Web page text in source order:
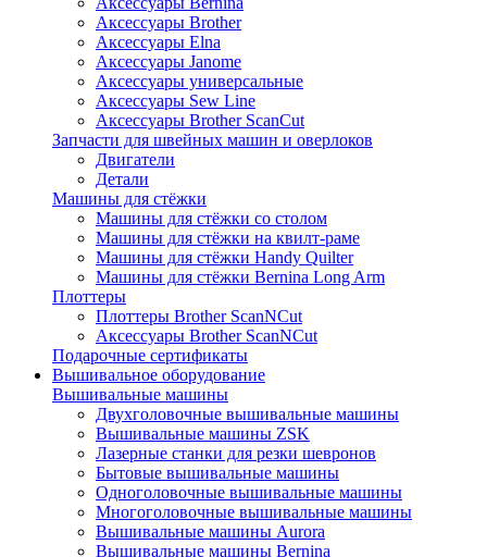
Аксессуары Brother
Аксессуары Elna
Аксессуары Janome
Аксессуары универсальные
Аксессуары Sew Line
Аксессуары Brother ScanCut
Запчасти для швейных машин и оверлоков
Двигатели
Детали
Машины для стёжки
Машины для стёжки со столом
Машины для стёжки на квилт-раме
Машины для стёжки Handy Quilter
Машины для стёжки Bernina Long Arm
Плоттеры
Плоттеры Brother ScanNCut
Аксессуары Brother ScanNCut
Подарочные сертификаты
Вышивальное оборудование
Вышивальные машины
Двухголовочные вышивальные машины
Вышивальные машины ZSK
Лазерные станки для резки шевронов
Бытовые вышивальные машины
Одноголовочные вышивальные машины
Многоголовочные вышивальные машины
Вышивальные машины Aurora
Вышивальные машины Bernina